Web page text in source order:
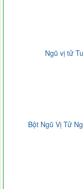
Ngũ vị tử
Bột Ngũ Vị Tử